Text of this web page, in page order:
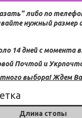
либо по
нужный размер
14 дней с момента
Почтой и
выбора! Ждем
Длина стопы